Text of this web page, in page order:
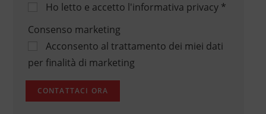
Ho letto e accetto l'informativa privacy*
Consenso marketing
Acconsento al trattamento dei miei dati
per finalità di marketing